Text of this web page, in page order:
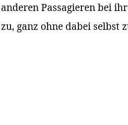
anderen Passagieren bei
zu, ganz ohne dabei selbst